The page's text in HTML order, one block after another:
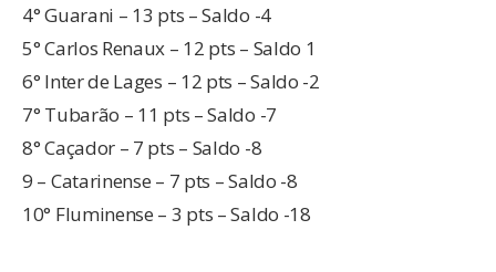
4° Guarani – 13 pts – Saldo -4
5° Carlos Renaux – 12 pts – Saldo 1
6° Inter de Lages – 12 pts – Saldo -2
7° Tubarão – 11 pts – Saldo -7
8° Caçador – 7 pts – Saldo -8
9 – Catarinense – 7 pts – Saldo -8
10° Fluminense – 3 pts – Saldo -18